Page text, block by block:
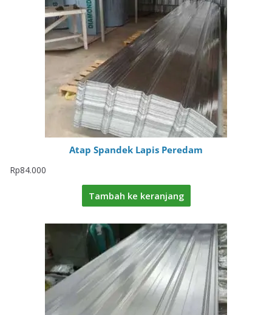
Atap Spandek Lapis Peredam
Rp84.000
Tambah ke keranjang